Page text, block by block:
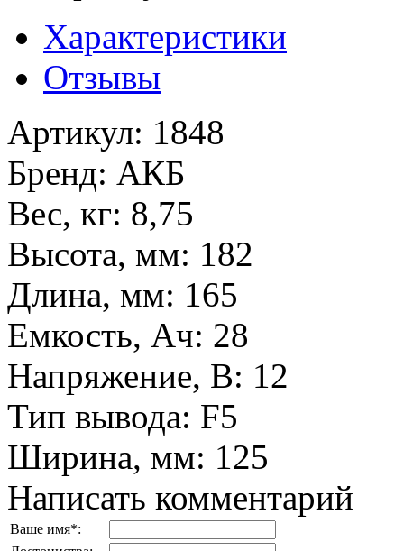
Характеристики
Отзывы
Артикул: 1848
Бренд: АКБ
Вес, кг: 8,75
Высота, мм: 182
Длина, мм: 165
Емкость, Ач: 28
Напряжение, В: 12
Тип вывода: F5
Ширина, мм: 125
Написать комментарий
Ваше имя*: